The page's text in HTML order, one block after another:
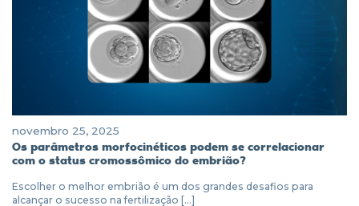
novembro 25, 2025
Os parâmetros morfocinéticos podem se correlacionar
com o status cromossômico do embrião?
Escolher o melhor embrião é um dos grandes desafios para
alcançar o sucesso na fertilização [...]